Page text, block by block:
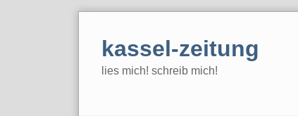
kassel-zeitung
lies mich! schreib mich!